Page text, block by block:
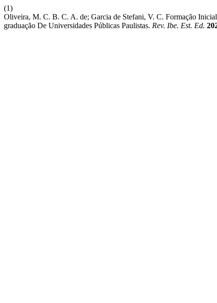
(1)
Oliveira, M. C. B. C. A. de; Garcia de Stefani, V. C. Formação
graduação De Universidades Públicas Paulistas. Rev. Ibe. Est. Ed.